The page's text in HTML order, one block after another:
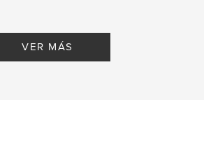
VER MÁS